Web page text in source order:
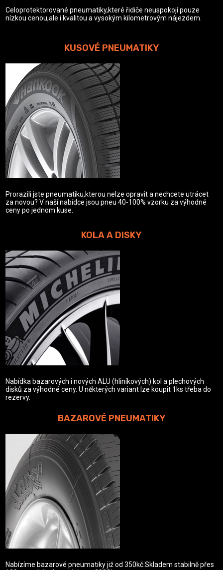
Celoprotektorované pneumatiky,které řidiče neuspokojí pouze
nízkou cenou,ale i kvalitou a vysokým kilometrovým nájezdem.
KUSOVÉ PNEUMATIKY
Prorazili jste pneumatiku,kterou nelze opravit a nechcete utrácet
za novou? V naší nabídce jsou pneu 40-100% vzorku za výhodné
ceny po jednom kuse.
KOLA A DISKY
Nabídka bazarových i nových ALU (hliníkových) kol a plechových
disků za výhodné ceny. U některých variant lze koupit 1ks třeba do
rezervy.
BAZAROVÉ PNEUMATIKY
Nabízíme bazarové pneumatiky již od 350kč.Skladem stabilně přes